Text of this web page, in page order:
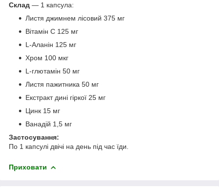
Склад — 1 капсула:
Листя джимнем лісовий 375 мг
Вітамін C 125 мг
L-Аланін 125 мг
Хром 100 мкг
L-глютамін 50 мг
Листя пажитника 50 мг
Екстракт дині гіркої 25 мг
Цинк 15 мг
Ванадій 1,5 мг
Застосування:
По 1 капсулі двічі на день під час їди.
Приховати